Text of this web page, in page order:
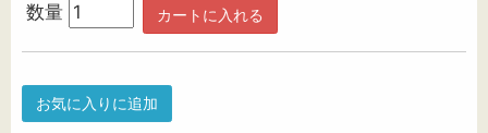
数量 カートに入れる
お気に入りに追加